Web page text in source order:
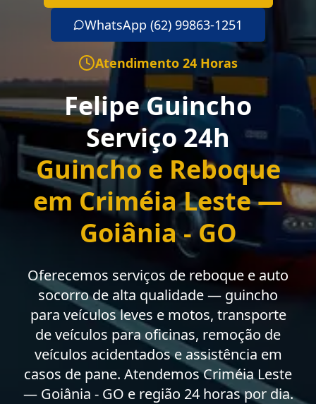
WhatsApp (62) 99863-1251
Atendimento 24 Horas
Felipe Guincho
Serviço 24h
Guincho e Reboque
em Criméia Leste —
Goiânia - GO
Oferecemos serviços de reboque e auto
socorro de alta qualidade — guincho
para veículos leves e motos, transporte
de veículos para oficinas, remoção de
veículos acidentados e assistência em
casos de pane. Atendemos Criméia Leste
— Goiânia - GO e região 24 horas por dia.